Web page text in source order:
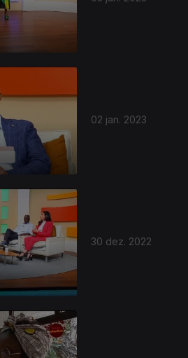
02 jan. 2023
30 dez. 2022